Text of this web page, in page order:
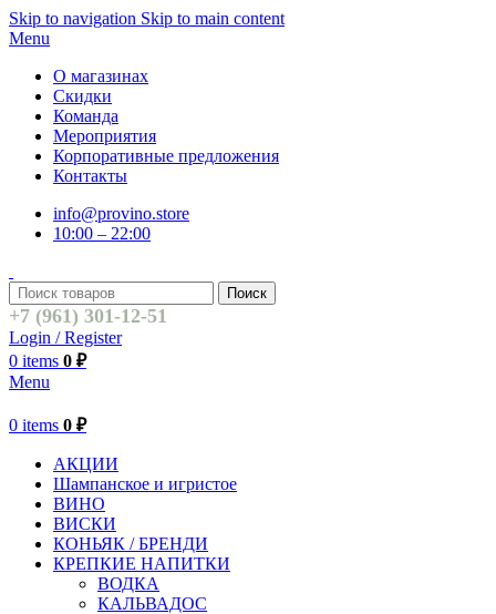
Skip to navigation Skip to main content
Menu
О магазинах
Скидки
Команда
Мероприятия
Корпоративные предложения
Контакты
info@provino.store
10:00 – 22:00
Поиск
+7 (961) 301-12-51
Login / Register
0 items 0 ₽
Menu
0 items 0 ₽
АКЦИИ
Шампанское и игристое
ВИНО
ВИСКИ
КОНЬЯК / БРЕНДИ
КРЕПКИЕ НАПИТКИ
ВОДКА
КАЛЬВАДОС